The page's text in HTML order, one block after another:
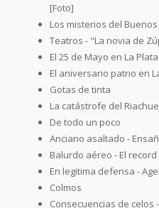
[Foto]
Los misterios del
Teatros - "La novia de
El 25 de Mayo en La Plata
El aniversario patrio en
Gotas de tinta
La catástrofe del
De todo un poco
Anciano asaltado -
Balurdo aéreo - El
En legitima defensa -
Colmos
Consecuencias de celos